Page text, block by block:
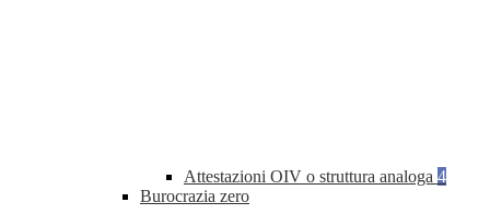
Attestazioni OIV o struttura analoga 4
Burocrazia zero